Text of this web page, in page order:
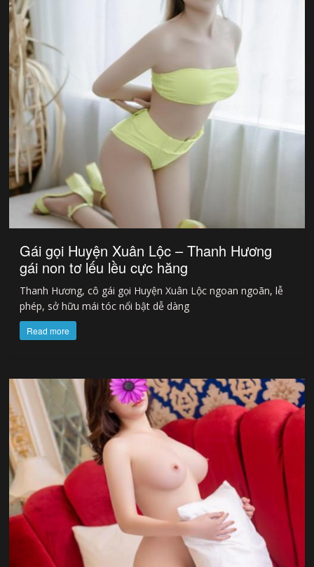
Gái gọi Huyện Xuân Lộc – Thanh Hương
gái non tơ lếu lều cực hăng
Thanh Hương, cô gái gọi Huyện Xuân Lộc ngoan ngoãn, lễ
phép, sở hữu mái tóc nổi bật dễ dàng
Read more